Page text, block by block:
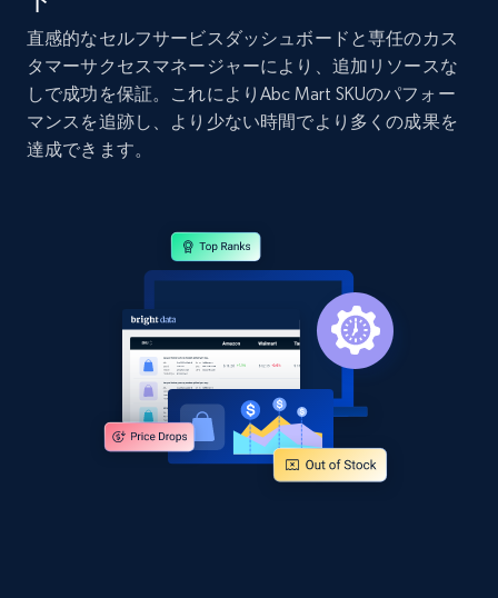
2.1K+ 355+ 今すぐ始める
Home Depot US - Discover products by
Sku, Product id, Product name, Manufacturer,
2.1K+ 355+ 今すぐ始める
Home Depot US - Discover products by
specified UPC
直感的なセルフサービスダッシュボードと専任のカス
タマーサクセスマネージャーにより、追加リソースな
しで成功を保証。これによりAbc Mart SKUのパフォー
マンスを追跡し、より少ない時間でより多くの成果を
達成できます。